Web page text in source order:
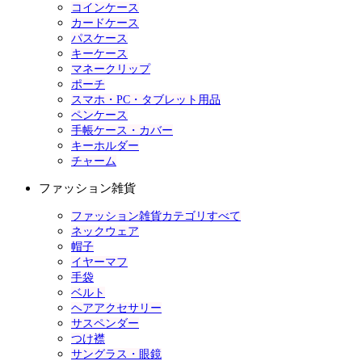
コインケース
カードケース
パスケース
キーケース
マネークリップ
ポーチ
スマホ・PC・タブレット用品
ペンケース
手帳ケース・カバー
キーホルダー
チャーム
ファッション雑貨
ファッション雑貨カテゴリすべて
ネックウェア
帽子
イヤーマフ
手袋
ベルト
ヘアアクセサリー
サスペンダー
つけ襟
サングラス・眼鏡